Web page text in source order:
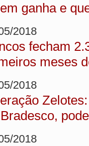
ganha e
2018
fecham
meses
2018
2018